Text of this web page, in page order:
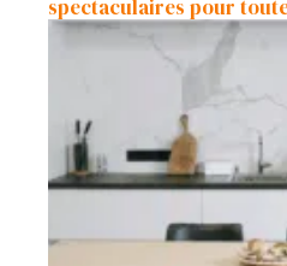
spectaculaires pour